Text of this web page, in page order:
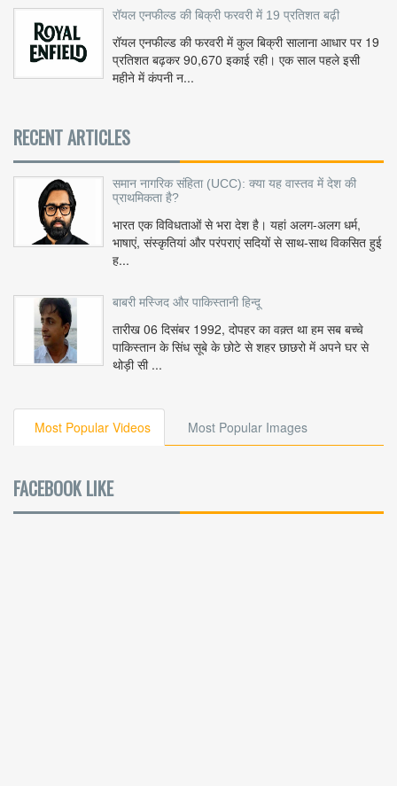
रॉयल एनफील्ड की बिक्री फरवरी में 19 प्रतिशत बढ़ी
रॉयल एनफील्ड की फरवरी में कुल बिक्री सालाना आधार पर 19
प्रतिशत बढ़कर 90,670 इकाई रही। एक साल पहले इसी
महीने में कंपनी न...
RECENT ARTICLES
समान नागरिक संहिता (UCC): क्या यह वास्तव में देश की
प्राथमिकता है?
भारत एक विविधताओं से भरा देश है। यहां अलग-अलग धर्म,
भाषाएं, संस्कृतियां और परंपराएं सदियों से साथ-साथ विकसित हुई
ह...
बाबरी मस्जिद और पाकिस्तानी हिन्दू
तारीख 06 दिसंबर 1992, दोपहर का वक़्त था हम सब बच्चे
पाकिस्तान के सिंध सूबे के छोटे से शहर छाछरो में अपने घर से
थोड़ी सी ...
Most Popular Videos Most Popular Images
FACEBOOK LIKE